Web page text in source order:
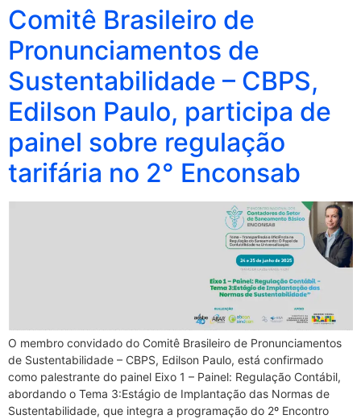
Comitê Brasileiro de
Pronunciamentos de
Sustentabilidade – CBPS,
Edilson Paulo, participa de
painel sobre regulação
tarifária no 2° Enconsab
O membro convidado do Comitê Brasileiro de Pronunciamentos
de Sustentabilidade – CBPS, Edilson Paulo, está confirmado
como palestrante do painel Eixo 1 – Painel: Regulação Contábil,
abordando o Tema 3:Estágio de Implantação das Normas de
Sustentabilidade, que integra a programação do 2º Encontro